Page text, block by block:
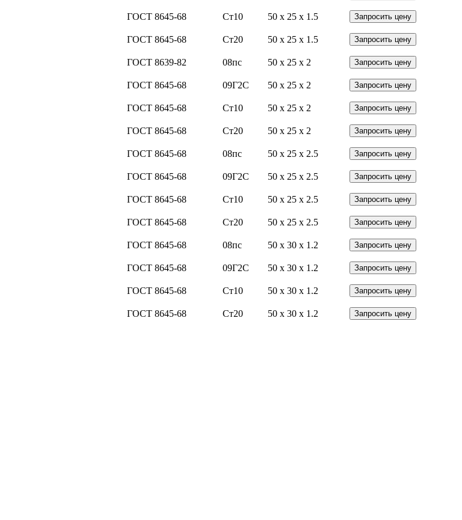
ГОСТ 8645-68 Ст10 50 x 25 x 1.5 Запросить цену
ГОСТ 8645-68 Ст20 50 x 25 x 1.5 Запросить цену
ГОСТ 8639-82 08пс 50 x 25 x 2 Запросить цену
ГОСТ 8645-68 09Г2С 50 x 25 x 2 Запросить цену
ГОСТ 8645-68 Ст10 50 x 25 x 2 Запросить цену
ГОСТ 8645-68 Ст20 50 x 25 x 2 Запросить цену
ГОСТ 8645-68 08пс 50 x 25 x 2.5 Запросить цену
ГОСТ 8645-68 09Г2С 50 x 25 x 2.5 Запросить цену
ГОСТ 8645-68 Ст10 50 x 25 x 2.5 Запросить цену
ГОСТ 8645-68 Ст20 50 x 25 x 2.5 Запросить цену
ГОСТ 8645-68 08пс 50 x 30 x 1.2 Запросить цену
ГОСТ 8645-68 09Г2С 50 x 30 x 1.2 Запросить цену
ГОСТ 8645-68 Ст10 50 x 30 x 1.2 Запросить цену
ГОСТ 8645-68 Ст20 50 x 30 x 1.2 Запросить цену